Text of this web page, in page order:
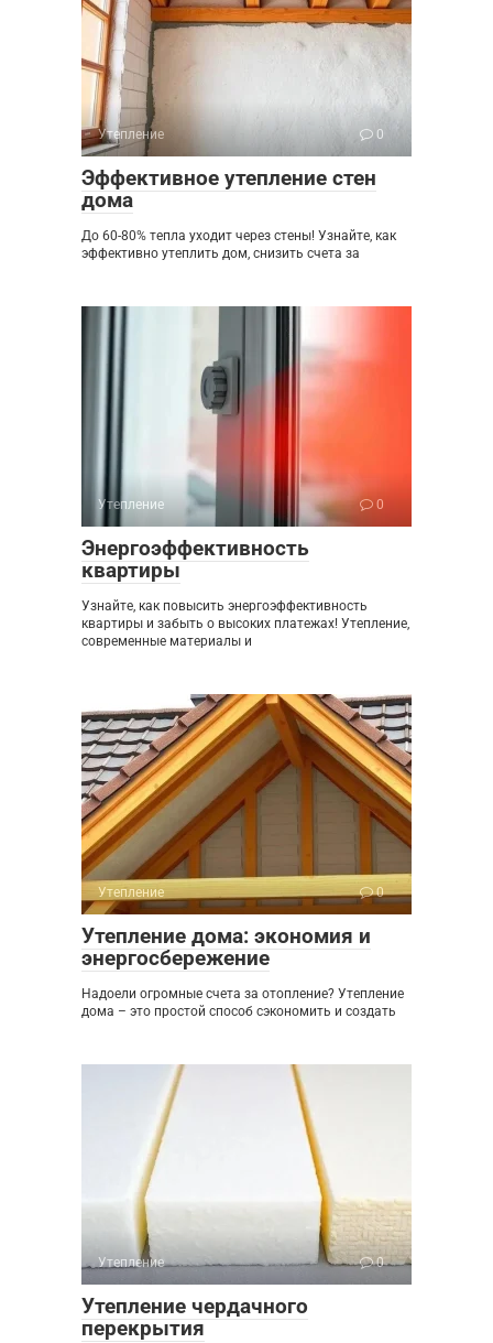
Утепление 0
Эффективное утепление стен
дома
До 60-80% тепла уходит через стены! Узнайте, как
эффективно утеплить дом, снизить счета за
Утепление 0
Энергоэффективность
квартиры
Узнайте, как повысить энергоэффективность
квартиры и забыть о высоких платежах! Утепление,
современные материалы и
Утепление 0
Утепление дома: экономия и
энергосбережение
Надоели огромные счета за отопление? Утепление
дома – это простой способ сэкономить и создать
Утепление 0
Утепление чердачного
перекрытия